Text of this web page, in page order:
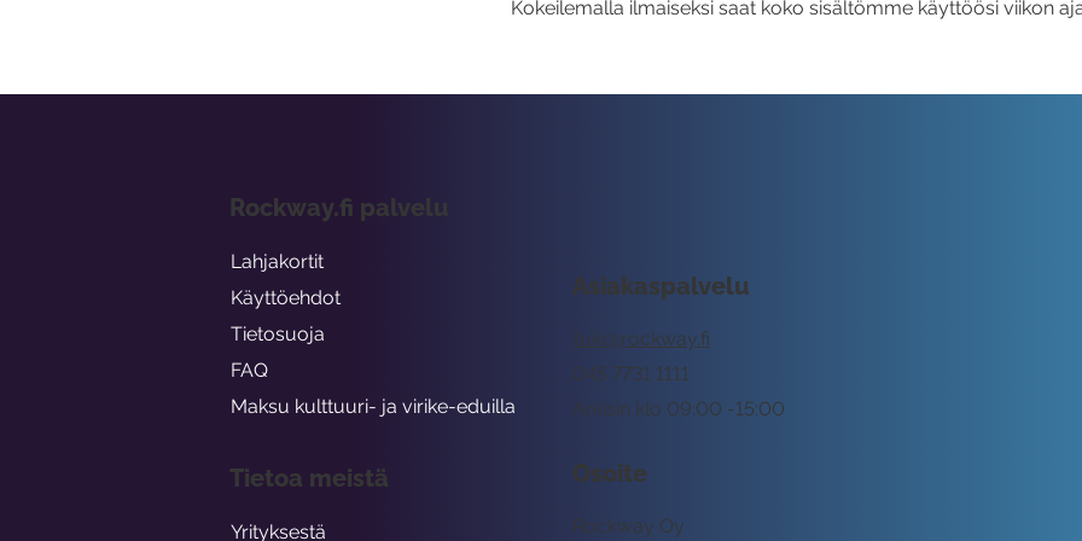
Kokeilemalla ilmaiseksi saat koko sisältömme käyttöösi viikon
Asiakaspalvelu
tuki@rockway.fi
Arkisin klo 09:00 -15:00
045 7731 1111
Osoite
Rockway Oy
Rockway.fi palvelu
Lahjakortit
Käyttöehdot
Tietosuoja
FAQ
Maksu kulttuuri- ja virike-eduilla
Tietoa meistä
Yrityksestä